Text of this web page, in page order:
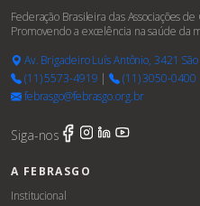
Federação Brasileira das Associações
Promovendo a excelência na saúde da
Av. Brigadeiro Luís Antônio, 3421
(11) 5573-4919 |
(11) 3050-0400
febrasgo@febrasgo.org.br
Siga-nos
A FEBRASGO
Institucional